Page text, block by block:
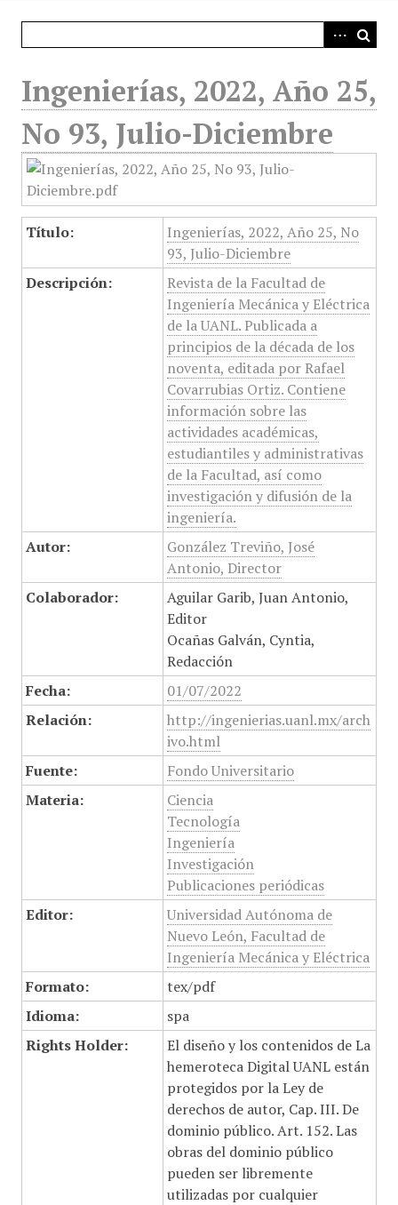
Ingenierías, 2022, Año 25,
No 93, Julio-Diciembre
Título:
Ingenierías, 2022, Año 25, No
93, Julio-Diciembre
Descripción:
Revista de la Facultad de
Ingeniería Mecánica y Eléctrica
de la UANL. Publicada a
principios de la década de los
noventa, editada por Rafael
Covarrubias Ortiz. Contiene
información sobre las
actividades académicas,
estudiantiles y administrativas
de la Facultad, así como
investigación y difusión de la
ingeniería.
Autor:
González Treviño, José
Antonio, Director
Colaborador:
Aguilar Garib, Juan Antonio,
Editor
Ocañas Galván, Cyntia,
Redacción
Fecha:
01/07/2022
Relación:
http://ingenierias.uanl.mx/arch
ivo.html
Fuente:
Fondo Universitario
Materia:
Ciencia
Tecnología
Ingeniería
Investigación
Publicaciones periódicas
Editor:
Universidad Autónoma de
Nuevo León, Facultad de
Ingeniería Mecánica y Eléctrica
Formato:
tex/pdf
Idioma:
spa
Rights Holder:
El diseño y los contenidos de La
hemeroteca Digital UANL están
protegidos por la Ley de
derechos de autor, Cap. III. De
dominio público. Art. 152. Las
obras del dominio público
pueden ser libremente
utilizadas por cualquier